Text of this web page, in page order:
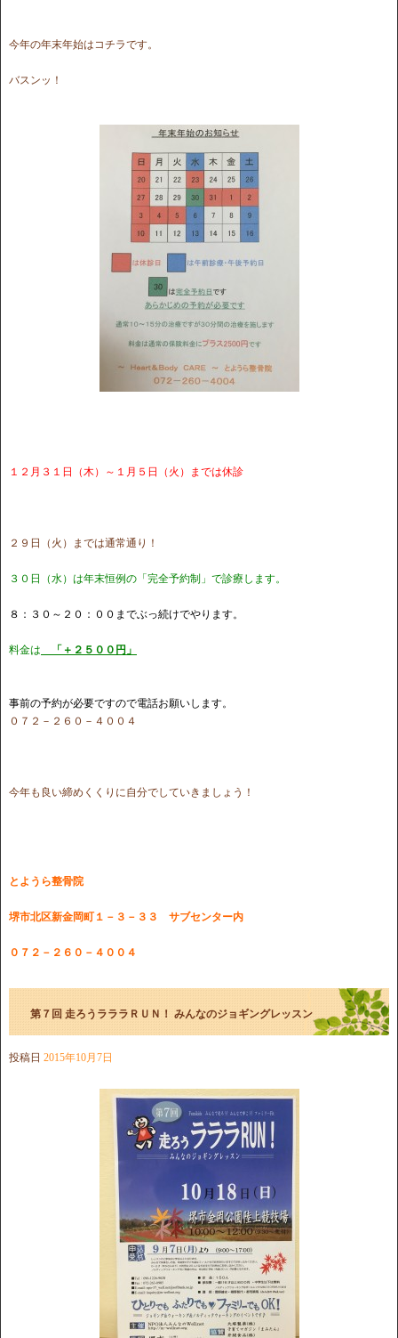
今年の年末年始はコチラです。
バスンッ！
１２月３１日（木）～１月５日（火）までは休診
２９日（火）までは通常通り！
３０日（水）は年末恒例の「完全予約制」で診療します。
８：３０～２０：００までぶっ続けでやります。
料金は 「 ＋２５００円」
事前の予約が必要ですので電話お願いします。
０７２－２６０－４００４
今年も良い締めくくりに自分でしていきましょう！
とようら整骨院
堺市北区新金岡町１－３－３３ サブセンター内
０７２－２６０－４００４
第７回 走ろうラララＲＵＮ！ みんなのジョギングレッスン
投稿日 2015年10月7日